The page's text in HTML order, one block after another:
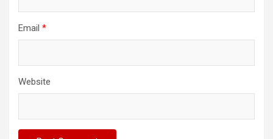
Email *
Website